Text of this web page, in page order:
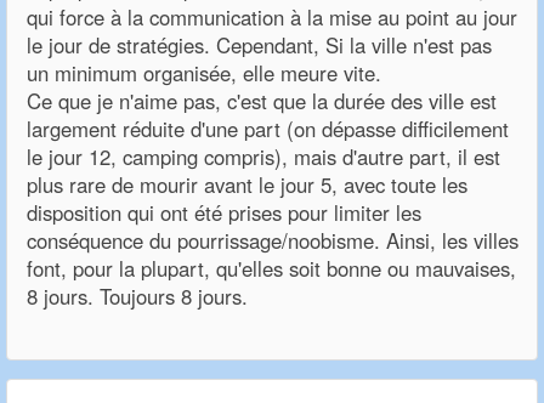
qui force à la communication à la mise au point au jour
le jour de stratégies. Cependant, Si la ville n'est pas
un minimum organisée, elle meure vite.
Ce que je n'aime pas, c'est que la durée des ville est
largement réduite d'une part (on dépasse difficilement
le jour 12, camping compris), mais d'autre part, il est
plus rare de mourir avant le jour 5, avec toute les
disposition qui ont été prises pour limiter les
conséquence du pourrissage/noobisme. Ainsi, les villes
font, pour la plupart, qu'elles soit bonne ou mauvaises,
8 jours. Toujours 8 jours.